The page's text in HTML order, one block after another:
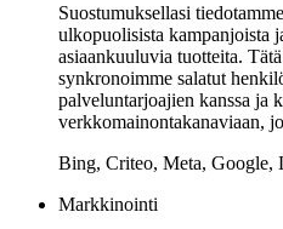
Suostumuksellasi
ulkopuolisista kampanjoista
asiaankuuluvia tuotteita.
synkronoimme salatut
palveluntarjoajien kanssa ja
verkkomainontakanaviaan,
Bing, Criteo, Meta, Google,
Markkinointi